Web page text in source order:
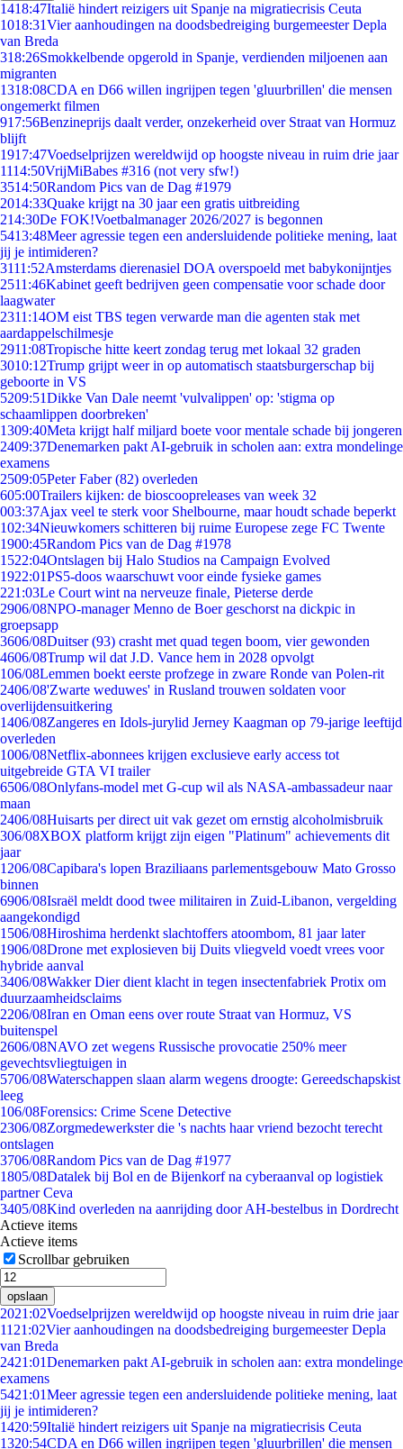
1418:47Italië hindert reizigers uit Spanje na migratiecrisis Ceuta
1018:31Vier aanhoudingen na doodsbedreiging burgemeester Depla
van Breda
318:26Smokkelbende opgerold in Spanje, verdienden miljoenen aan
migranten
1318:08CDA en D66 willen ingrijpen tegen 'gluurbrillen' die mensen
ongemerkt filmen
917:56Benzineprijs daalt verder, onzekerheid over Straat van Hormuz
blijft
1917:47Voedselprijzen wereldwijd op hoogste niveau in ruim drie jaar
1114:50VrijMiBabes #316 (not very sfw!)
3514:50Random Pics van de Dag #1979
2014:33Quake krijgt na 30 jaar een gratis uitbreiding
214:30De FOK!Voetbalmanager 2026/2027 is begonnen
5413:48Meer agressie tegen een andersluidende politieke mening, laat
jij je intimideren?
3111:52Amsterdams dierenasiel DOA overspoeld met babykonijntjes
2511:46Kabinet geeft bedrijven geen compensatie voor schade door
laagwater
2311:14OM eist TBS tegen verwarde man die agenten stak met
aardappelschilmesje
2911:08Tropische hitte keert zondag terug met lokaal 32 graden
3010:12Trump grijpt weer in op automatisch staatsburgerschap bij
geboorte in VS
5209:51Dikke Van Dale neemt 'vulvalippen' op: 'stigma op
schaamlippen doorbreken'
1309:40Meta krijgt half miljard boete voor mentale schade bij jongeren
2409:37Denemarken pakt AI-gebruik in scholen aan: extra mondelinge
examens
2509:05Peter Faber (82) overleden
605:00Trailers kijken: de bioscoopreleases van week 32
003:37Ajax veel te sterk voor Shelbourne, maar houdt schade beperkt
102:34Nieuwkomers schitteren bij ruime Europese zege FC Twente
1900:45Random Pics van de Dag #1978
1522:04Ontslagen bij Halo Studios na Campaign Evolved
1922:01PS5-doos waarschuwt voor einde fysieke games
221:03Le Court wint na nerveuze finale, Pieterse derde
2906/08NPO-manager Menno de Boer geschorst na dickpic in
groepsapp
3606/08Duitser (93) crasht met quad tegen boom, vier gewonden
4606/08Trump wil dat J.D. Vance hem in 2028 opvolgt
106/08Lemmen boekt eerste profzege in zware Ronde van Polen-rit
2406/08'Zwarte weduwes' in Rusland trouwen soldaten voor
overlijdensuitkering
1406/08Zangeres en Idols-jurylid Jerney Kaagman op 79-jarige leeftijd
overleden
1006/08Netflix-abonnees krijgen exclusieve early access tot
uitgebreide GTA VI trailer
6506/08Onlyfans-model met G-cup wil als NASA-ambassadeur naar
maan
2406/08Huisarts per direct uit vak gezet om ernstig alcoholmisbruik
306/08XBOX platform krijgt zijn eigen "Platinum" achievements dit
jaar
1206/08Capibara's lopen Braziliaans parlementsgebouw Mato Grosso
binnen
6906/08Israël meldt dood twee militairen in Zuid-Libanon, vergelding
aangekondigd
1506/08Hiroshima herdenkt slachtoffers atoombom, 81 jaar later
1906/08Drone met explosieven bij Duits vliegveld voedt vrees voor
hybride aanval
3406/08Wakker Dier dient klacht in tegen insectenfabriek Protix om
duurzaamheidsclaims
2206/08Iran en Oman eens over route Straat van Hormuz, VS
buitenspel
2606/08NAVO zet wegens Russische provocatie 250% meer
gevechtsvliegtuigen in
5706/08Waterschappen slaan alarm wegens droogte: Gereedschapskist
leeg
106/08Forensics: Crime Scene Detective
2306/08Zorgmedewerkster die 's nachts haar vriend bezocht terecht
ontslagen
3706/08Random Pics van de Dag #1977
1805/08Datalek bij Bol en de Bijenkorf na cyberaanval op logistiek
partner Ceva
3405/08Kind overleden na aanrijding door AH-bestelbus in Dordrecht
Actieve items
Actieve items
Scrollbar gebruiken
opslaan
2021:02Voedselprijzen wereldwijd op hoogste niveau in ruim drie jaar
11 21:02Vier aanhoudingen na doodsbedreiging burgemeester Depla
van Breda
2421:01Denemarken pakt AI-gebruik in scholen aan: extra mondelinge
examens
5421:01Meer agressie tegen een andersluidende politieke mening, laat
jij je intimideren?
1420:59Italië hindert reizigers uit Spanje na migratiecrisis Ceuta
1320:54CDA en D66 willen ingrijpen tegen 'gluurbrillen' die mensen